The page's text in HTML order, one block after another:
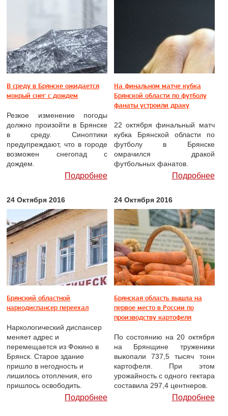
В среду в Брянске ожидается
мокрый снег с дождем
Резкое изменение погоды
должно произойти в Брянске
в среду. Синоптики
предупреждают, что в городе
возможен снегопад с
дождем.
Подробнее
На финальном матче кубка
Брянской области по футболу
фанаты устроили драку
22 октября финальный матч
кубка Брянской области по
футболу в Брянске
омрачился дракой
футбольных фанатов.
Подробнее
24 Октября 2016
Брянский областной
наркодиспансер переехал
Наркологический диспансер
меняет адрес и
перемещается из Фокино в
Брянск. Старое здание
пришло в негодность и
лишилось отопления, его
пришлось освободить.
Подробнее
24 Октября 2016
Брянская область вышла на
первое место в России по
производству картофеля
По состоянию на 20 октября
на Брянщине труженики
выкопали 737,5 тысяч тонн
картофеля. При этом
урожайность с одного гектара
составила 297,4 центнеров.
Подробнее